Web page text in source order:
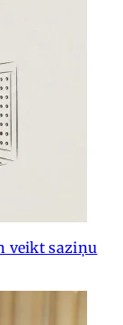
veikt saziņu